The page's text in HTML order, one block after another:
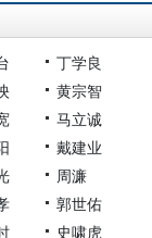
丁学良
黄宗智
马立诚
戴建业
周濂
郭世佑
史啸虎